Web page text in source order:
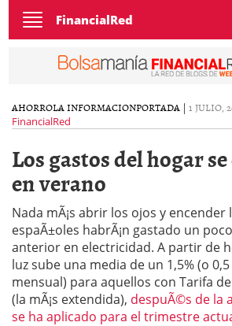
Toggle
navigation
FinancialRed
AHORROLA INFORMACIONPORTADA | 1 JULIO,
FinancialRed
Los gastos del hogar
en verano
Nada mÃ¡s abrir los ojos y encender
espaÃ±oles habrÃ¡n gastado un
anterior en electricidad. A partir de
luz sube una media de un 1,5% (o
mensual) para aquellos con Tarifa
(la mÃ¡s extendida), despuÃ©s de la
se ha aplicado para el trimestre